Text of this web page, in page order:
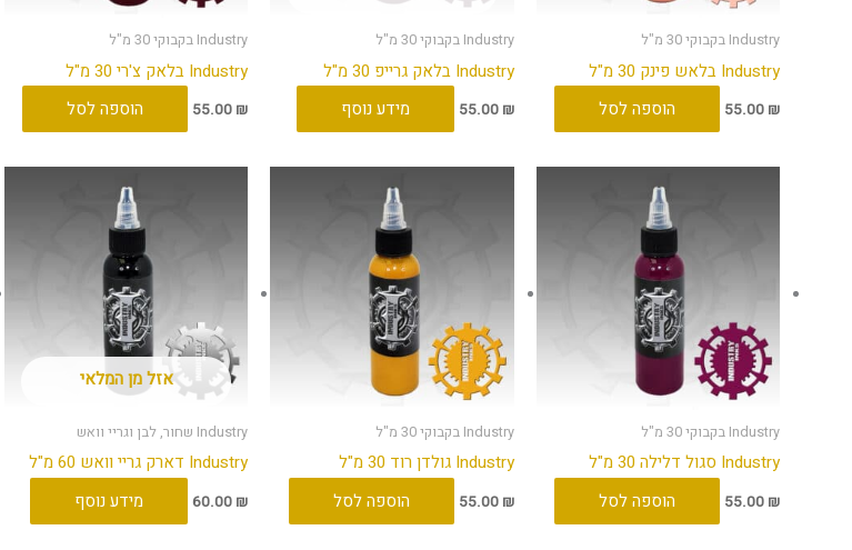
Industry בקבוקי 30 מ"ל
Industry בלאש פינק 30 מ"ל
55.00 ₪ הוספה לסל
Industry בקבוקי 30 מ"ל
Industry בלאק גרייפ 30 מ"ל
55.00 ₪ מידע נוסף
Industry בקבוקי 30 מ"ל
Industry בלאק צ'רי 30 מ"ל
55.00 ₪ הוספה לסל
Industry בקבוקי 30 מ"ל
Industry סגול דלילה 30 מ"ל
55.00 ₪ הוספה לסל
Industry בקבוקי 30 מ"ל
Industry גולדן רוד 30 מ"ל
55.00 ₪ הוספה לסל
אזל מן המלאי
Industry שחור, לבן וגריי וואש
Industry דארק גריי וואש 60 מ"ל
60.00 ₪ מידע נוסף